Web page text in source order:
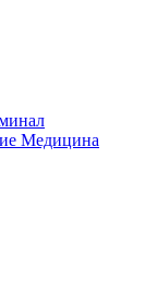
Медицина